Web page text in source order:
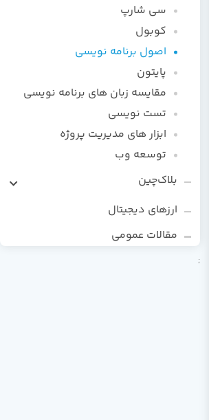
سی شارپ
کوبول
اصول برنامه نویسی
پایتون
مقایسه زبان های برنامه نویسی
تست نویسی
ابزار های مدیریت پروژه
توسعه وب
بلاک‌چین
زبان برنامه‌نویسی سالیدیتی
ارزهای دیجیتال
مقالات عمومی
;